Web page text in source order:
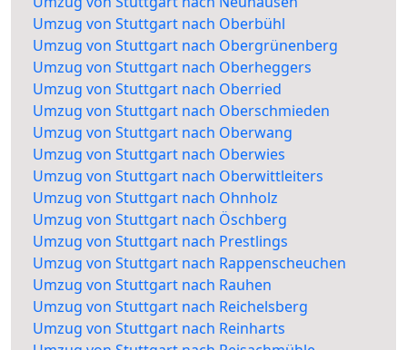
Umzug von Stuttgart nach Oberbühl
Umzug von Stuttgart nach Obergrünenberg
Umzug von Stuttgart nach Oberheggers
Umzug von Stuttgart nach Oberried
Umzug von Stuttgart nach Oberschmieden
Umzug von Stuttgart nach Oberwang
Umzug von Stuttgart nach Oberwies
Umzug von Stuttgart nach Oberwittleiters
Umzug von Stuttgart nach Ohnholz
Umzug von Stuttgart nach Öschberg
Umzug von Stuttgart nach Prestlings
Umzug von Stuttgart nach Rappenscheuchen
Umzug von Stuttgart nach Rauhen
Umzug von Stuttgart nach Reichelsberg
Umzug von Stuttgart nach Reinharts